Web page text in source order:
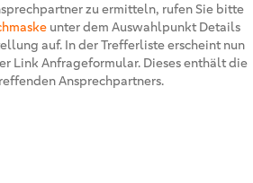
zu ermitteln, rufen Sie bitte
unter dem Auswahlpunkt Details
auf. In der Trefferliste erscheint nun
Link Anfrageformular. Dieses enthält die
Ansprechpartners.